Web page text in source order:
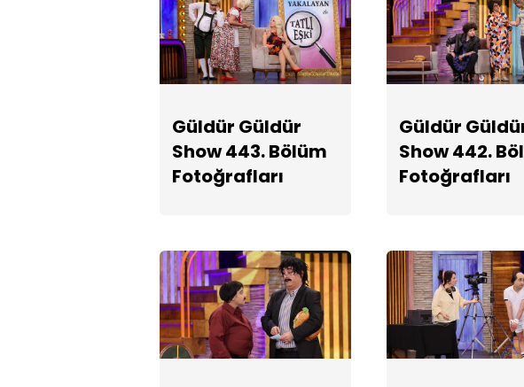
Güldür Güldür
Show 443. Bölüm
Fotoğrafları
Güldür
Show 442.
Fotoğrafları